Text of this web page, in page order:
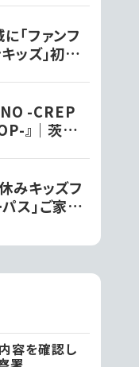
プ契約プ
出演する
プロアマ
ト2023』を
!!
「ファンフ
ッズ」初上
覚室内遊園
水戸市-CREP
』｜茨城
みキッズフ
ス」ご家族
と過ごす里
容を確認し